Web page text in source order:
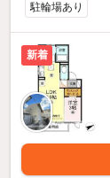
駐輪場あり
新着